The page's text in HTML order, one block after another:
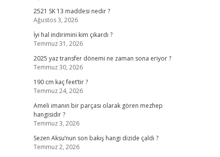
2521 SK 13 maddesi nedir ?
Ağustos 3, 2026
İyi hal indirimini kim çıkardı ?
Temmuz 31, 2026
2025 yaz transfer dönemi ne zaman sona eriyor ?
Temmuz 30, 2026
190 cm kaç feet’tir ?
Temmuz 24, 2026
Ameli imanın bir parçası olarak gören mezhep
hangisidir ?
Temmuz 3, 2026
Sezen Aksu’nun son bakış hangi dizide çaldı ?
Temmuz 2, 2026